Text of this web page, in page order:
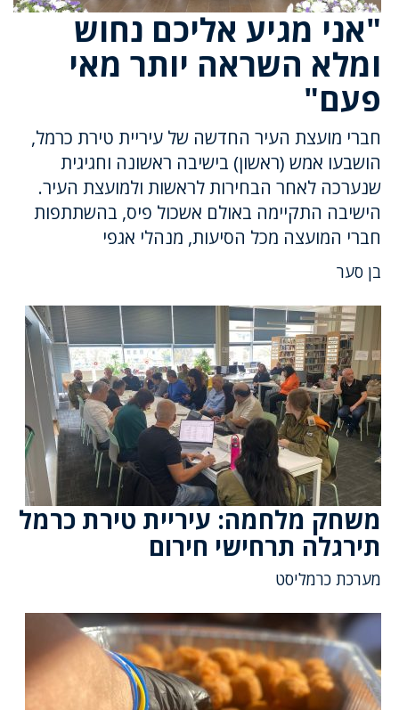
"אני מגיע אליכם נחוש
ומלא השראה יותר מאי
פעם"
חברי מועצת העיר החדשה של עיריית טירת כרמל,
הושבעו אמש (ראשון) בישיבה ראשונה וחגיגית
שנערכה לאחר הבחירות לראשות ולמועצת העיר.
הישיבה התקיימה באולם אשכול פיס, בהשתתפות
חברי המועצה מכל הסיעות, מנהלי אגפי
בן סער
משחק מלחמה: עיריית טירת כרמל
תירגלה תרחישי חירום
מערכת כרמליסט